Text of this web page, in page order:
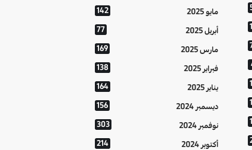
مايو 2025 142
أبريل 2025 77
مارس 2025 169
فبراير 2025 138
يناير 2025 164
ديسمبر 2024 156
نوفمبر 2024 303
أكتوبر 2024 214